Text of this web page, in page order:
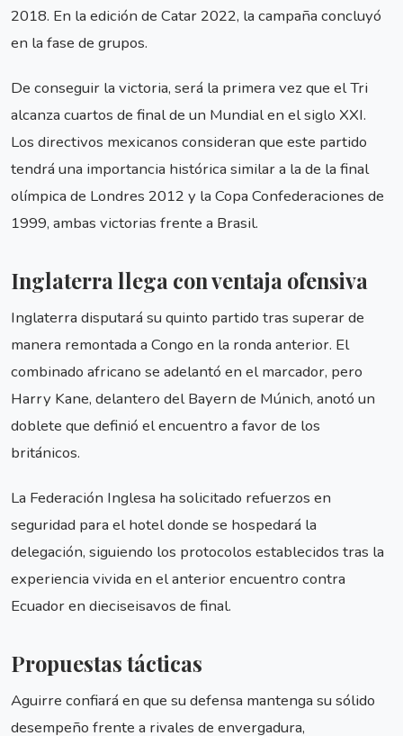
2018. En la edición de Catar 2022, la campaña concluyó
en la fase de grupos.
De conseguir la victoria, será la primera vez que el Tri
alcanza cuartos de final de un Mundial en el siglo XXI.
Los directivos mexicanos consideran que este partido
tendrá una importancia histórica similar a la de la final
olímpica de Londres 2012 y la Copa Confederaciones de
1999, ambas victorias frente a Brasil.
Inglaterra llega con ventaja ofensiva
Inglaterra disputará su quinto partido tras superar de
manera remontada a Congo en la ronda anterior. El
combinado africano se adelantó en el marcador, pero
Harry Kane, delantero del Bayern de Múnich, anotó un
doblete que definió el encuentro a favor de los
británicos.
La Federación Inglesa ha solicitado refuerzos en
seguridad para el hotel donde se hospedará la
delegación, siguiendo los protocolos establecidos tras la
experiencia vivida en el anterior encuentro contra
Ecuador en dieciseisavos de final.
Propuestas tácticas
Aguirre confiará en que su defensa mantenga su sólido
desempeño frente a rivales de envergadura,